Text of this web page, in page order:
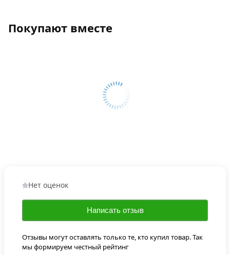
Покупают вместе
Нет оценок
Написать отзыв
Отзывы могут оставлять только те, кто купил товар. Так
мы формируем честный рейтинг